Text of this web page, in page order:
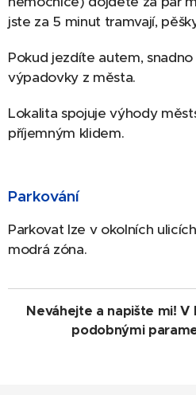
jste za 5 minut tramvají,
Pokud jezdíte autem,
výpadovky z města.
Lokalita spojuje výhody
příjemným klidem.
Parkování
Parkovat lze v okolních
modrá zóna.
Neváhejte a napište mi! V
podobnými